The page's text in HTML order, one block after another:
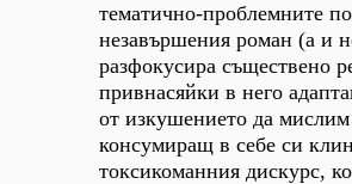
тематично-проблемните
незавършения роман (а и
разфокусира съществено
привнасяйки в него
от изкушението да мислим
консумиращ в себе си
токсикоманния дискурс,